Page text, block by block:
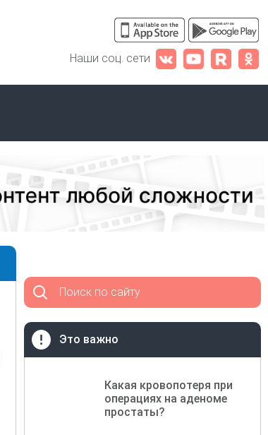
Наши соц. сети
Поиск по сайту
Это важно
Какая кровопотеря при
операциях на аденоме
простаты?